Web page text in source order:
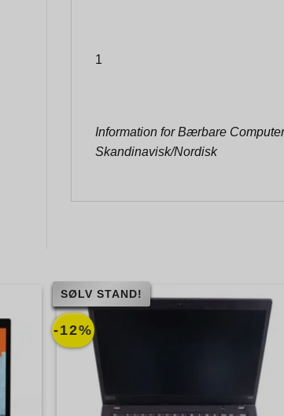
1
Information for Bærbare
Skandinavisk/Nordisk
-12%
SØLV STAND!